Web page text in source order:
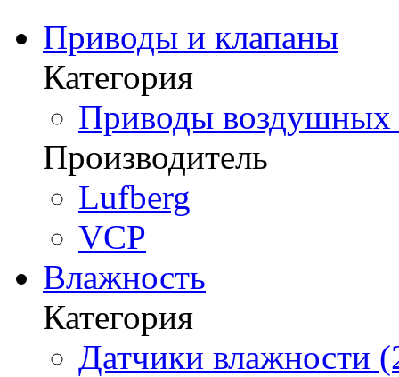
Приводы и клапаны
Категория
Приводы воздушных
Производитель
Lufberg
VCP
Влажность
Категория
Датчики влажности